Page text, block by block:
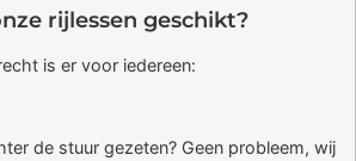
rijlessen geschikt?
is er voor iedereen:
de stuur gezeten? Geen probleem, wij